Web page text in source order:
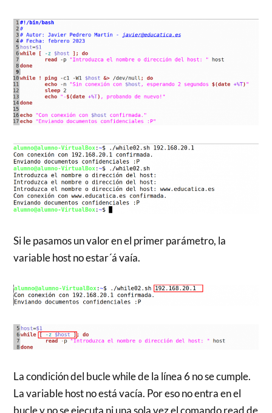
Si le pasamos un valor en el primer parámetro, la
variable host no estar´á vaía.
La condición del bucle while de la línea 6 no se cumple.
La variable host no está vacía. Por eso no entra en el
bucle y no se ejecuta ni una sola vez el comando read de